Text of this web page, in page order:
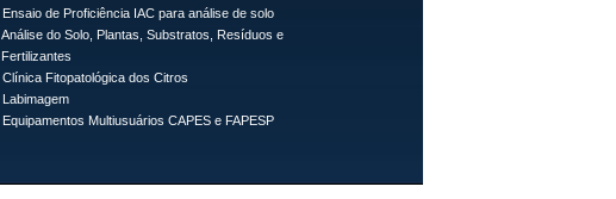
Ensaio de Proficiência IAC para análise de solo
Análise do Solo, Plantas, Substratos, Resíduos e
Fertilizantes
Clínica Fitopatológica dos Citros
Labimagem
Equipamentos Multiusuários CAPES e FAPESP